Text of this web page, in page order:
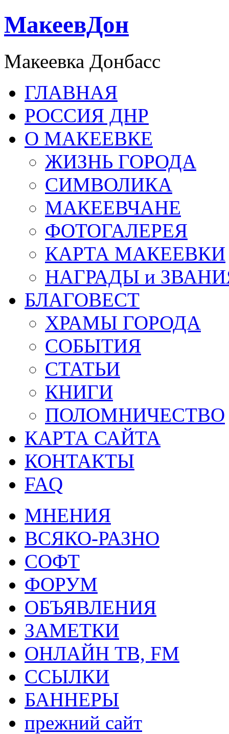
МакеевДон
Макеевка Донбасс
ГЛАВНАЯ
РОССИЯ ДНР
О МАКЕЕВКЕ
ЖИЗНЬ ГОРОДА
СИМВОЛИКА
МАКЕЕВЧАНЕ
ФОТОГАЛЕРЕЯ
КАРТА МАКЕЕВКИ
НАГРАДЫ и
БЛАГОВЕСТ
ХРАМЫ ГОРОДА
СОБЫТИЯ
СТАТЬИ
КНИГИ
ПОЛОМНИЧЕСТВО
КАРТА САЙТА
КОНТАКТЫ
FAQ
МНЕНИЯ
ВСЯКО-РАЗНО
СОФТ
ФОРУМ
ОБЪЯВЛЕНИЯ
ЗАМЕТКИ
ОНЛАЙН ТВ, FM
ССЫЛКИ
БАННЕРЫ
прежний сайт